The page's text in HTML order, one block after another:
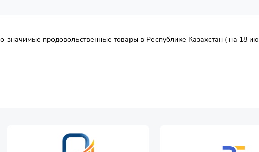
значимые продовольственные товары в Республике Казахстан ( на 18